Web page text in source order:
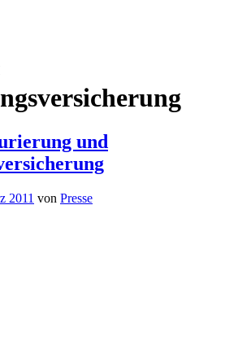
und
2011 von Presse